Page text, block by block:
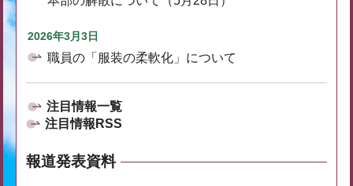
2026年3月3日
職員の「服装の柔軟化」について
注目情報一覧
注目情報RSS
報道発表資料